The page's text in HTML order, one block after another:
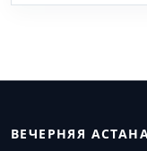
ВЕЧЕРНЯЯ